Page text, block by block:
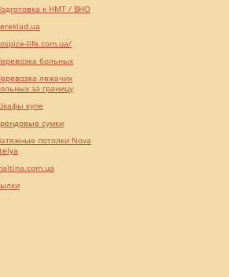
к НМТ / ВНО
life.com.ua/
больных
лежачих
за границу
купе
сумки
потолки Nova